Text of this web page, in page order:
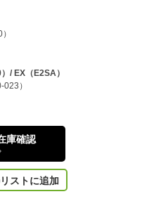
/ EX（E2SA）
）
庫確認
ストに追加